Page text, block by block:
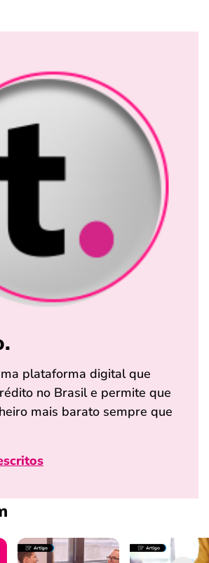
plataforma digital que
no Brasil e permite que
mais barato sempre que